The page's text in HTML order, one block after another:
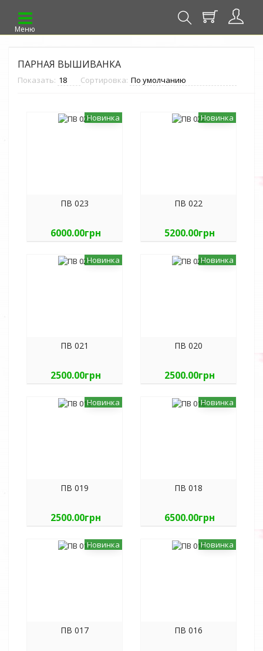
Меню
ПАРНАЯ ВЫШИВАНКА
Показать: Сортировка:
Новинка
ПВ 023
6000.00грн
Новинка
ПВ 022
5200.00грн
Новинка
ПВ 021
2500.00грн
Новинка
ПВ 020
2500.00грн
Новинка
ПВ 019
2500.00грн
Новинка
ПВ 018
6500.00грн
Новинка
ПВ 017
Новинка
ПВ 016